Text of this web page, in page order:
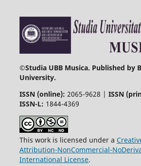
©Studia UBB Musica. Published by
University.
ISSN (online): 2065-9628 | ISSN
ISSN-L: 1844-4369
This work is licensed under a
Attribution-NonCommercial-
International License.